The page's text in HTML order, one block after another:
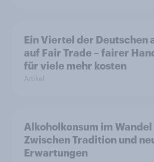
Ein Viertel der Deutschen
auf Fair Trade – fairer
für viele mehr kosten
Artikel
Alkoholkonsum im Wandel​
Zwischen Tradition und
Erwartungen